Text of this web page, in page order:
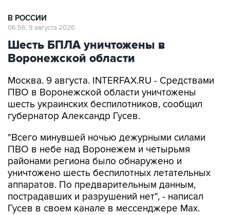
В РОССИИ
06:56, 9 августа 2026
Шесть БПЛА уничтожены в
Воронежской области
Москва. 9 августа. INTERFAX.RU - Средствами
ПВО в Воронежской области уничтожены
шесть украинских беспилотников, сообщил
губернатор Александр Гусев.
"Всего минувшей ночью дежурными силами
ПВО в небе над Воронежем и четырьмя
районами региона было обнаружено и
уничтожено шесть беспилотных летательных
аппаратов. По предварительным данным,
пострадавших и разрушений нет", - написал
Гусев в своем канале в мессенджере Max.